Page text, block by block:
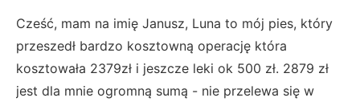
Cześć, mam na imię Janusz, Luna to mój pies, który
przeszedł bardzo kosztowną operację która
kosztowała 2379zł i jeszcze leki ok 500 zł. 2879 zł
jest dla mnie ogromną sumą - nie przelewa się w